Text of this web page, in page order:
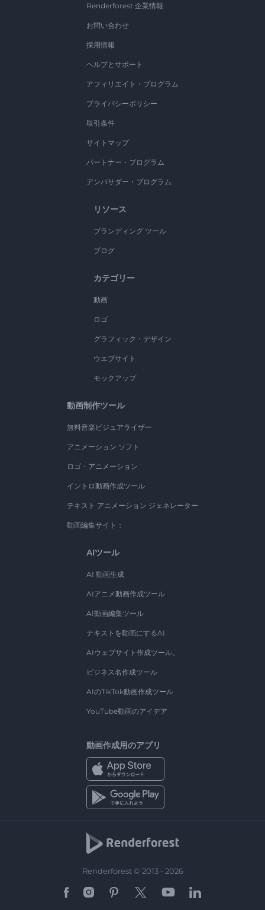
Renderforest 企業情報
お問い合わせ
採用情報
ヘルプとサポート
アフィリエイト・プログラム
プライバシーポリシー
取引条件
サイトマップ
パートナー・プログラム
アンバサダー・プログラム
リソース
ブランディング ツール
ブログ
カテゴリー
動画
ロゴ
グラフィック・デザイン
ウエブサイト
モックアップ
動画制作ツール
無料音楽ビジュアライザー
アニメーション ソフト
ロゴ・アニメーション
イントロ動画作成ツール
テキスト アニメーション ジェネレーター
動画編集サイト：
AIツール
AI 動画生成
AIアニメ動画作成ツール
AI動画編集ツール
テキストを動画にするAI
AIウェブサイト作成ツール。
ビジネス名作成ツール
AIのTikTok動画作成ツール
YouTube動画のアイデア
動画作成用のアプリ
Renderforest © 2013 - 2026